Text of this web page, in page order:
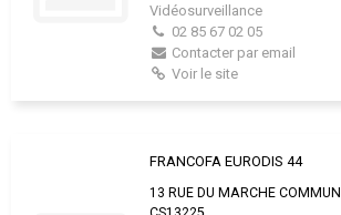
Vidéosurveillance
02 85 67 02 05
Contacter par email
Voir le site
FRANCOFA EURODIS 44
13 RUE DU MARCHE COMMUN